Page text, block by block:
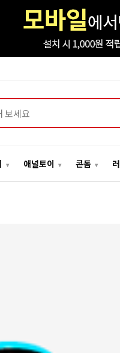
애널토이 콘돔